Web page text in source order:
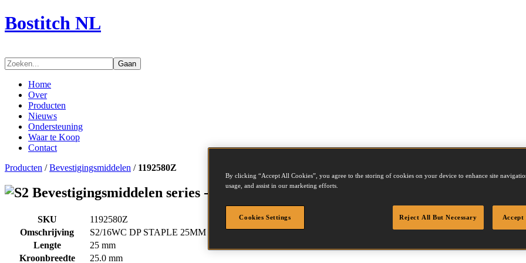
Bostitch NL
Gaan
Home
Over
Producten
Nieuws
Ondersteuning
Waar te Koop
Contact
Producten /Bevestigingsmiddelen / 1192580Z
Bevestigingsmiddelen series - 1192580Z
SKU
1192580Z
Omschrijving
S2/16WC DP STAPLE 25MM 8400
Lengte
25 mm
Kroonbreedte
25.0 mm
By clicking “Accept All Cookies”, you agree to the storing of cookies on your device to enhance site
usage, and assist in our marketing efforts.
Cookies Settings Reject All But Necessary Accept